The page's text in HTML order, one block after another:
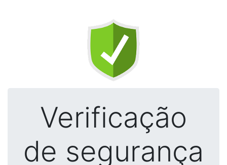
Verificação
de segurança